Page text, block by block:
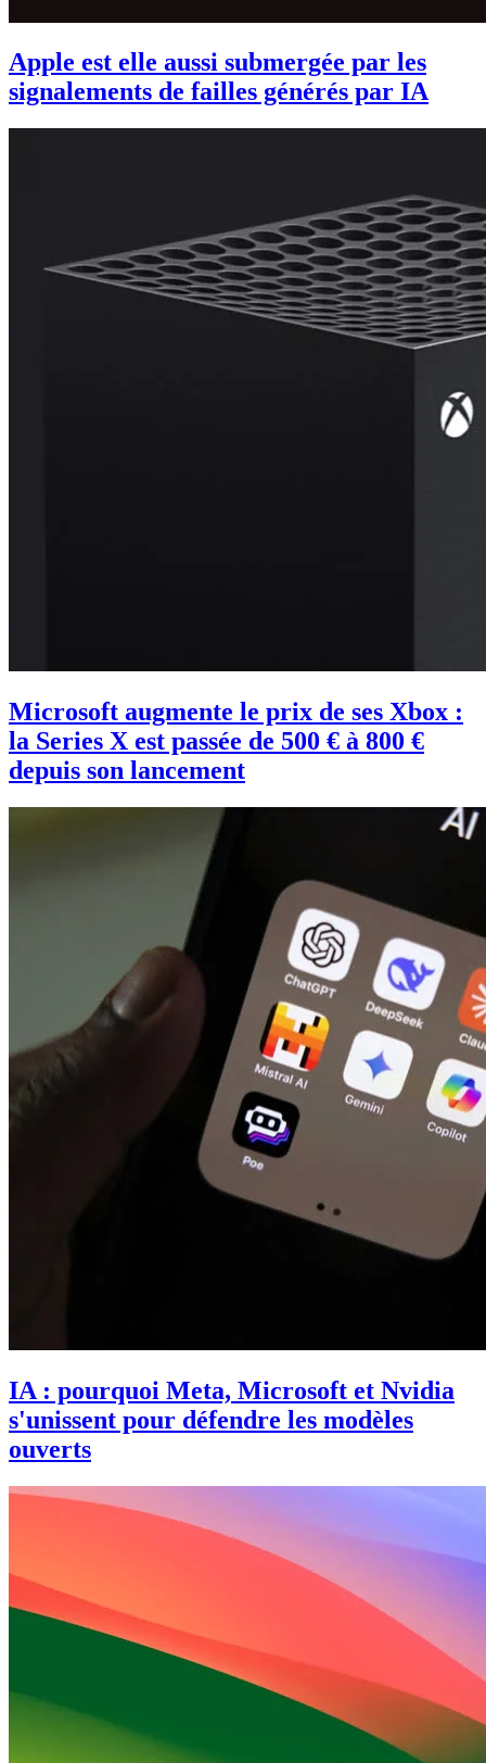
Apple est elle aussi submergée par les
signalements de failles générés par IA
Microsoft augmente le prix de ses Xbox :
la Series X est passée de 500 € à 800 €
depuis son lancement
IA : pourquoi Meta, Microsoft et Nvidia
s'unissent pour défendre les modèles
ouverts